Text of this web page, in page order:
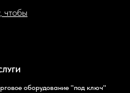
чтобы
оборудование "под ключ"